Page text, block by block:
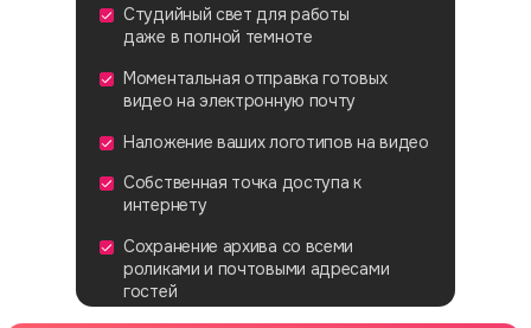
Студийный свет для работы
даже в полной темноте
Собственная точка доступа к
интернету
Моментальная отправка готовых
видео на электронную почту
Наложение ваших логотипов на видео
Сохранение архива со всеми
роликами и почтовыми адресами
гостей